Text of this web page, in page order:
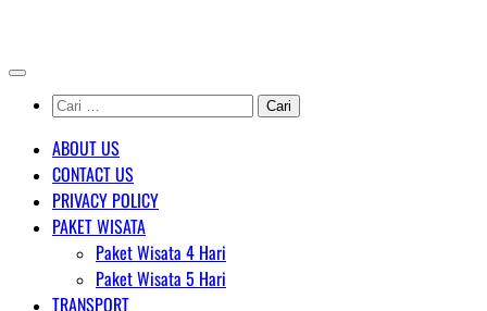
content
Cari
untuk:
ABOUT US
CONTACT US
PRIVACY POLICY
PAKET WISATA
Paket Wisata 4 Hari
Paket Wisata 5 Hari
TRANSPORT